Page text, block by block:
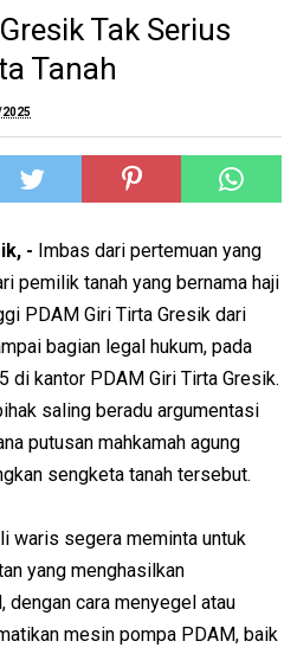
Tak Serius
Tanah
- Imbas dari pertemuan yang
pemilik tanah yang bernama haji
PDAM Giri Tirta Gresik dari
bagian legal hukum, pada
di kantor PDAM Giri Tirta Gresik.
saling beradu argumentasi
putusan mahkamah agung
sengketa tanah tersebut.
waris segera meminta untuk
yang menghasilkan
dengan cara menyegel atau
mesin pompa PDAM, baik